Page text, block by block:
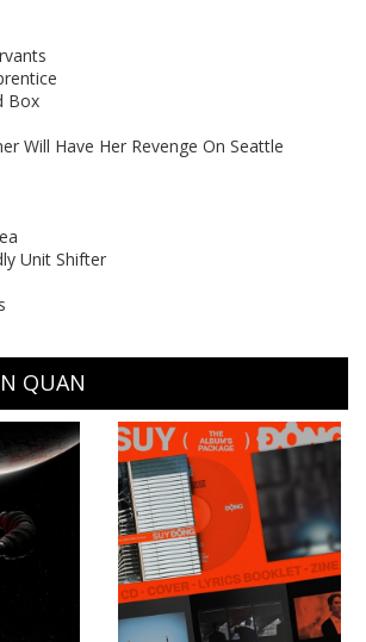
Have Her Revenge On Seattle
Unit Shifter
QUAN